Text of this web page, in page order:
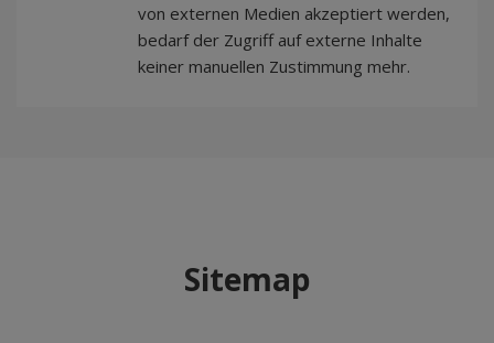
von externen Medien akzeptiert werden,
bedarf der Zugriff auf externe Inhalte
keiner manuellen Zustimmung mehr.
Sitemap